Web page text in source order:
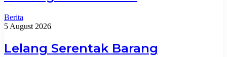
Berita
5 August 2026
Lelang Serentak Barang